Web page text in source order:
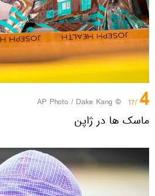
4
/17
© AP Photo / Dake Kang
ماسک ها در ژاپن